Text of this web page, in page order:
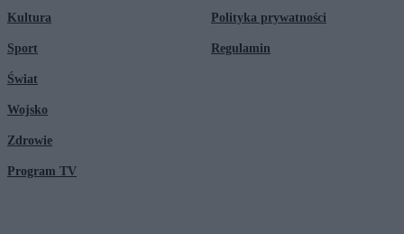
Kultura
Sport
Świat
Wojsko
Zdrowie
Program TV
Polityka prywatności
Regulamin